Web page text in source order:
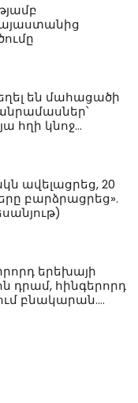
են մահացածի
հղի կնոջ
ավելացրեց, 20
բարձրացրեց».
երեխայի
դրամ, հինգերորդ
բնակարան.